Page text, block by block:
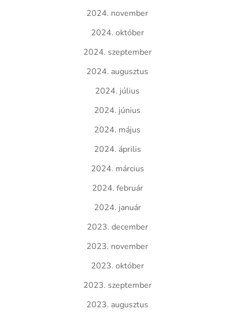
2024. november
2024. október
2024. szeptember
2024. augusztus
2024. július
2024. június
2024. május
2024. április
2024. március
2024. február
2024. január
2023. december
2023. november
2023. október
2023. szeptember
2023. augusztus